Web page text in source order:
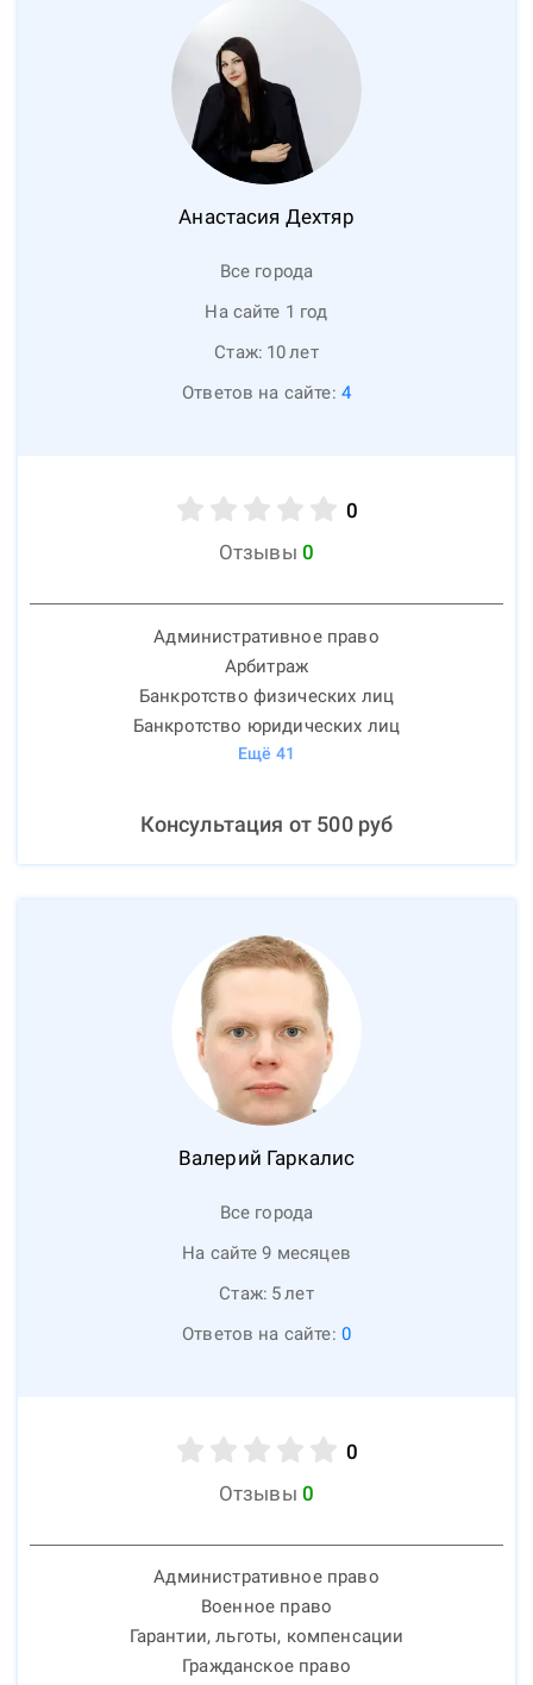
Анастасия Дехтяр
Все города
На сайте 1 год
Стаж: 10лет
Ответов на сайте: 4
0
Отзывы 0
Административное право
Арбитраж
Банкротство физических лиц
Банкротство юридических лиц
Ещё 41
Консультация от 500руб
Валерий Гаркалис
Все города
На сайте 9 месяцев
Стаж: 5лет
Ответов на сайте: 0
0
Отзывы 0
Административное право
Военное право
Гарантии, льготы, компенсации
Гражданское право